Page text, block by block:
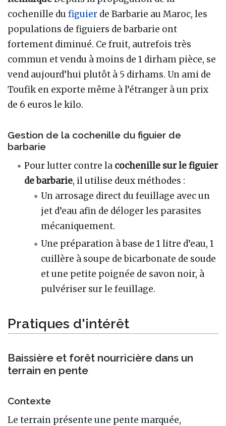
cochenille du figuier de Barbarie au Maroc, les
populations de figuiers de barbarie ont
fortement diminué. Ce fruit, autrefois très
commun et vendu à moins de 1 dirham pièce, se
vend aujourd’hui plutôt à 5 dirhams. Un ami de
Toufik en exporte même à l’étranger à un prix
de 6 euros le kilo.
Gestion de la cochenille du figuier de
barbarie
Pour lutter contre la cochenille sur le figuier
de barbarie, il utilise deux méthodes :
Un arrosage direct du feuillage avec un
jet d’eau afin de déloger les parasites
mécaniquement.
Une préparation à base de 1 litre d’eau, 1
cuillère à soupe de bicarbonate de soude
et une petite poignée de savon noir, à
pulvériser sur le feuillage.
Pratiques d'intérêt
Baissière et forêt nourricière dans un
terrain en pente
Contexte
Le terrain présente une pente marquée,